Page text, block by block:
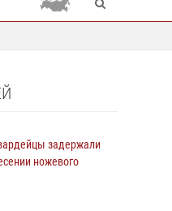
задержали
ножевого